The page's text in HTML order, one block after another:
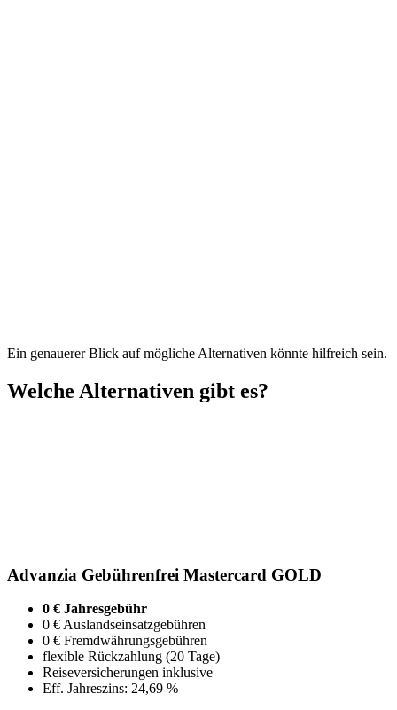
Ein genauerer Blick auf mögliche Alternativen könnte hilfreich sein.
Welche Alternativen gibt es?
Advanzia Gebührenfrei Mastercard GOLD
0 € Jahresgebühr
0 € Auslandseinsatzgebühren
0 € Fremdwährungsgebühren
flexible Rückzahlung (20 Tage)
Reiseversicherungen inklusive
Eff. Jahreszins: 24,69 %